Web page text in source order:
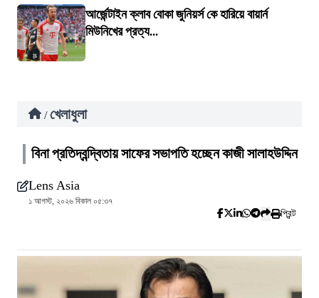
আর্জেন্টাইন ক্লাব বোকা জুনিয়র্স কে হারিয়ে বায়ার্ন
মিউনিখের প্রত্য...
/ খেলাধুলা
বিনা প্রতিদ্বন্দ্বিতায় সাফের সভাপতি হচ্ছেন কাজী সালাহউদ্দিন
Lens Asia
১ আগস্ট, ২০২৬ বিকাল ০৫:৩৭
প্রিন্ট